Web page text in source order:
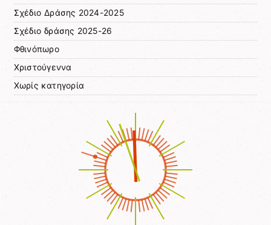
Σχέδιο Δράσης 2024-2025
Σχέδιο δράσης 2025-26
Φθινόπωρο
Χριστούγεννα
Χωρίς κατηγορία